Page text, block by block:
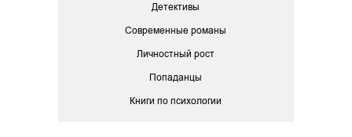
Детективы
Современные романы
Личностный рост
Попаданцы
Книги по психологии